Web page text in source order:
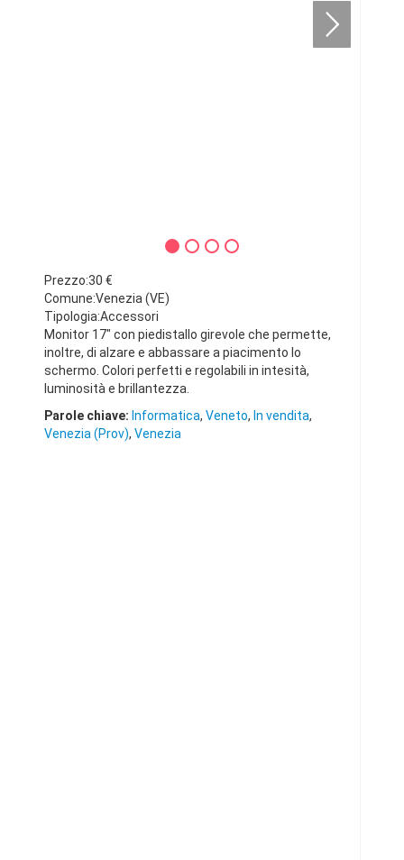
Prezzo:30 €
Comune:Venezia (VE)
Tipologia:Accessori
Monitor 17" con piedistallo girevole che permette,
inoltre, di alzare e abbassare a piacimento lo
schermo. Colori perfetti e regolabili in intesità,
luminosità e brillantezza.
Parole chiave: Informatica, Veneto, In vendita,
Venezia (Prov), Venezia